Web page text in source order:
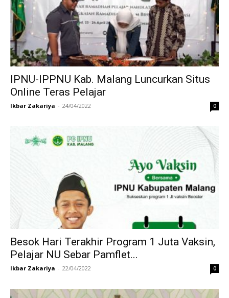
IPNU-IPPNU Kab. Malang Luncurkan Situs
Online Teras Pelajar
Ikbar Zakariya - 24/04/2022 0
Besok Hari Terakhir Program 1 Juta Vaksin,
Pelajar NU Sebar Pamflet...
Ikbar Zakariya - 22/04/2022 0